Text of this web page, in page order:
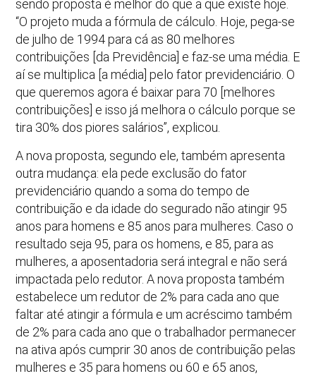
sendo proposta é melhor do que a que existe hoje.
“O projeto muda a fórmula de cálculo. Hoje, pega-se
de julho de 1994 para cá as 80 melhores
contribuições [da Previdência] e faz-se uma média. E
aí se multiplica [a média] pelo fator previdenciário. O
que queremos agora é baixar para 70 [melhores
contribuições] e isso já melhora o cálculo porque se
tira 30% dos piores salários”, explicou.
A nova proposta, segundo ele, também apresenta
outra mudança: ela pede exclusão do fator
previdenciário quando a soma do tempo de
contribuição e da idade do segurado não atingir 95
anos para homens e 85 anos para mulheres. Caso o
resultado seja 95, para os homens, e 85, para as
mulheres, a aposentadoria será integral e não será
impactada pelo redutor. A nova proposta também
estabelece um redutor de 2% para cada ano que
faltar até atingir a fórmula e um acréscimo também
de 2% para cada ano que o trabalhador permanecer
na ativa após cumprir 30 anos de contribuição pelas
mulheres e 35 para homens ou 60 e 65 anos,